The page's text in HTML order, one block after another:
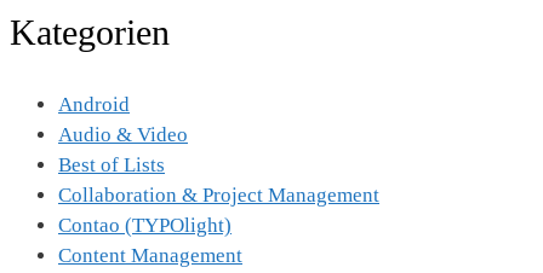
Kategorien
Android
Audio & Video
Best of Lists
Collaboration & Project Management
Contao (TYPOlight)
Content Management